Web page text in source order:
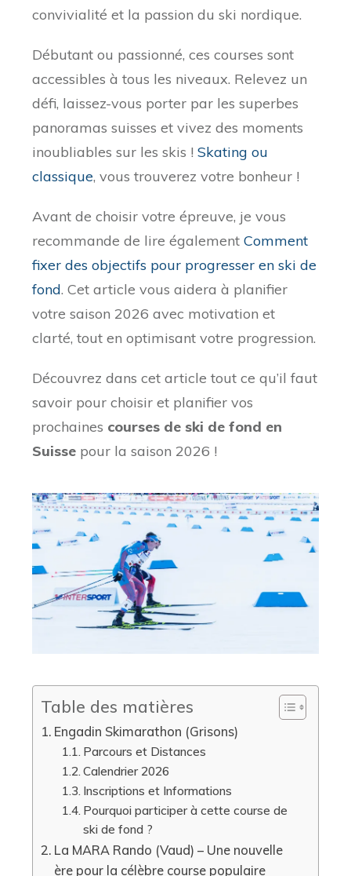
convivialité et la passion du ski nordique.
Débutant ou passionné, ces courses sont
accessibles à tous les niveaux. Relevez un
défi, laissez-vous porter par les superbes
panoramas suisses et vivez des moments
inoubliables sur les skis ! Skating ou
classique, vous trouverez votre bonheur !
Avant de choisir votre épreuve, je vous
recommande de lire également Comment
fixer des objectifs pour progresser en ski de
fond. Cet article vous aidera à planifier
votre saison 2026 avec motivation et
clarté, tout en optimisant votre progression.
Découvrez dans cet article tout ce qu’il faut
savoir pour choisir et planifier vos
prochaines courses de ski de fond en
Suisse pour la saison 2026 !
Table des matières
Engadin Skimarathon (Grisons)
Parcours et Distances
Calendrier 2026
Inscriptions et Informations
Pourquoi participer à cette course de
ski de fond ?
La MARA Rando (Vaud) – Une nouvelle
ère pour la célèbre course populaire